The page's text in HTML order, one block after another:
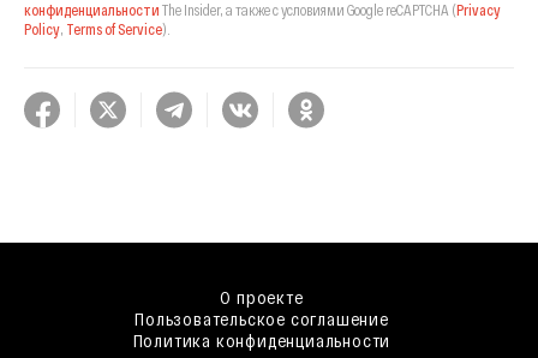
конфиденциальности The Insider, а также с условиями Google reCAPTCHA (Privacy
Policy, Terms of Service).
О проекте
Пользовательское соглашение
Политика конфиденциальности